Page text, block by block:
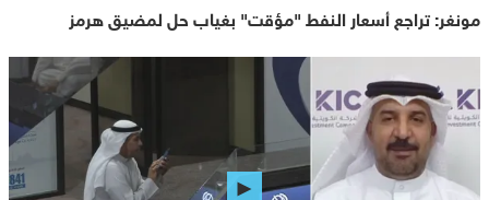
مونغر: تراجع أسعار النفط "مؤقت" بغياب حل لمضيق هرمز